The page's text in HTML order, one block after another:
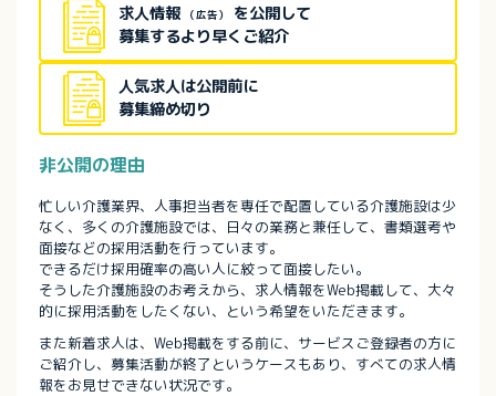
求人情報 （広告）
を公開して
募集するより早くご紹介
人気求人は公開前に
募集締め切り
非公開の理由
忙しい介護業界、人事担当者を専任で配置している介護施設は少
なく、多くの介護施設では、日々の業務と兼任して、書類選考や
面接などの採用活動を行っています。
できるだけ採用確率の高い人に絞って面接したい。
そうした介護施設のお考えから、求人情報をWeb掲載して、大々
的に採用活動をしたくない、という希望をいただきます。
また新着求人は、Web掲載をする前に、サービスご登録者の方に
ご紹介し、募集活動が終了というケースもあり、すべての求人情
報をお見せできない状況です。